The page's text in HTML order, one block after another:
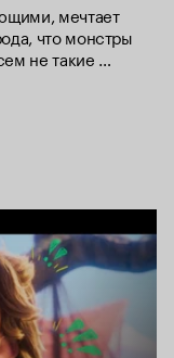
мечтает
что монстры
не такие
шанс
своим другом
пока
способ раз и